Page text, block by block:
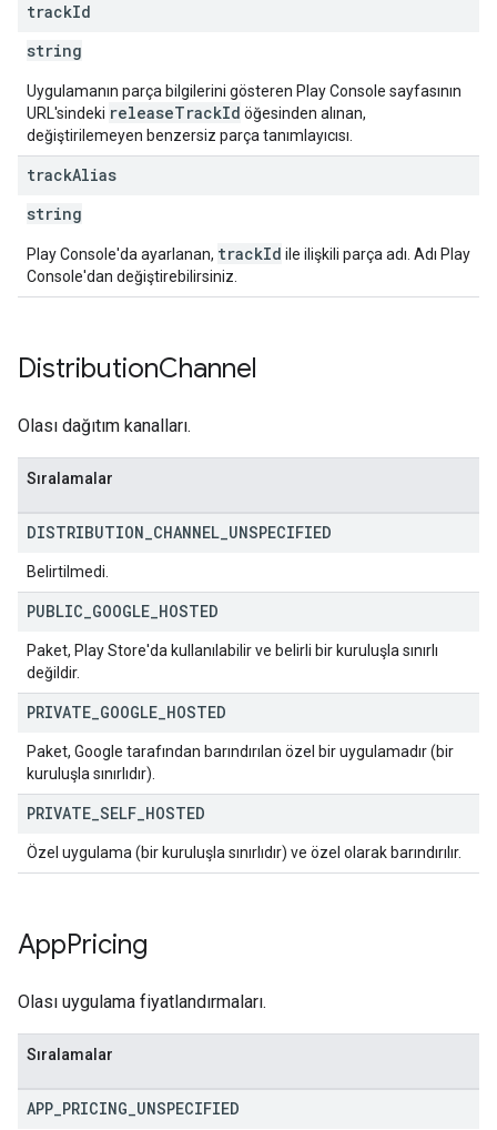
trackId
string
Uygulamanın parça bilgilerini gösteren Play Console sayfasının
URL'sindeki releaseTrackId öğesinden alınan,
değiştirilemeyen benzersiz parça tanımlayıcısı.
trackAlias
string
Play Console'da ayarlanan, trackId ile ilişkili parça adı. Adı Play
Console'dan değiştirebilirsiniz.
DistributionChannel
Olası dağıtım kanalları.
Sıralamalar
DISTRIBUTION CHANNEL UNSPECIFIED
Belirtilmedi.
PUBLIC GOOGLE HOSTED
Paket, Play Store'da kullanılabilir ve belirli bir kuruluşla sınırlı
değildir.
PRIVATE GOOGLE HOSTED
Paket, Google tarafından barındırılan özel bir uygulamadır (bir
kuruluşla sınırlıdır).
PRIVATE SELF HOSTED
Özel uygulama (bir kuruluşla sınırlıdır) ve özel olarak barındırılır.
AppPricing
Olası uygulama fiyatlandırmaları.
Sıralamalar
APP PRICING UNSPECIFIED